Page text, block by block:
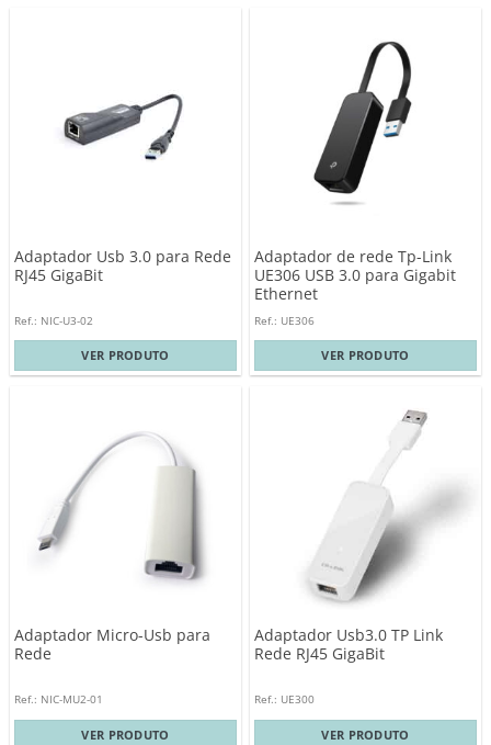
Adaptador Usb 3.0 para Rede
RJ45 GigaBit
Ref.: NIC-U3-02
VER PRODUTO
Adaptador de rede Tp-Link
UE306 USB 3.0 para Gigabit
Ethernet
Ref.: UE306
VER PRODUTO
Adaptador Micro-Usb para
Rede
Ref.: NIC-MU2-01
VER PRODUTO
Adaptador Usb3.0 TP Link
Rede RJ45 GigaBit
Ref.: UE300
VER PRODUTO